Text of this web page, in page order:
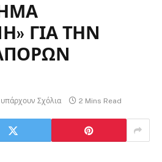
ΓΙΑ ΤΗΝ
Σχόλια 2 Mins Read